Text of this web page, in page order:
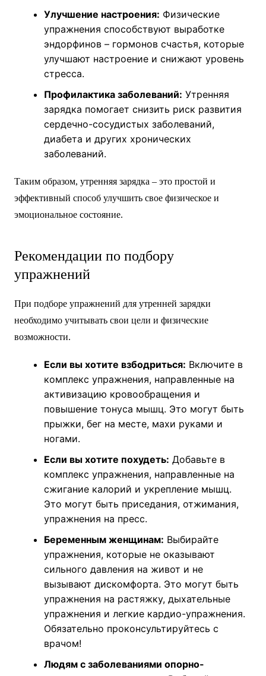
Улучшение настроения: Физические
упражнения способствуют выработке
эндорфинов – гормонов счастья, которые
улучшают настроение и снижают уровень
стресса.
Профилактика заболеваний: Утренняя
зарядка помогает снизить риск развития
сердечно-сосудистых заболеваний,
диабета и других хронических
заболеваний.
Таким образом, утренняя зарядка – это простой и
эффективный способ улучшить свое физическое и
эмоциональное состояние.
Рекомендации по подбору
упражнений
При подборе упражнений для утренней зарядки
необходимо учитывать свои цели и физические
возможности.
Если вы хотите взбодриться: Включите в
комплекс упражнения, направленные на
активизацию кровообращения и
повышение тонуса мышц. Это могут быть
прыжки, бег на месте, махи руками и
ногами.
Если вы хотите похудеть: Добавьте в
комплекс упражнения, направленные на
сжигание калорий и укрепление мышц.
Это могут быть приседания, отжимания,
упражнения на пресс.
Беременным женщинам: Выбирайте
упражнения, которые не оказывают
сильного давления на живот и не
вызывают дискомфорта. Это могут быть
упражнения на растяжку, дыхательные
упражнения и легкие кардио-упражнения.
Обязательно проконсультируйтесь с
врачом!
Людям с заболеваниями опорно-